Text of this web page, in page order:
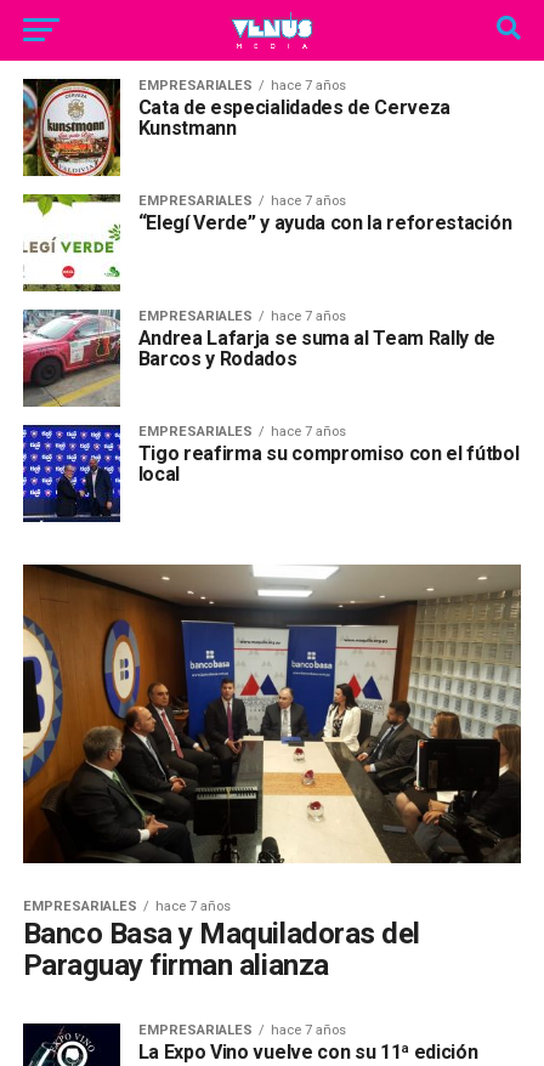
EMPRESARIALES hace 7 años
Cata de especialidades de Cerveza
Kunstmann
EMPRESARIALES hace 7 años
“Elegí Verde” y ayuda con la reforestación
EMPRESARIALES hace 7 años
Andrea Lafarja se suma al Team Rally de
Barcos y Rodados
EMPRESARIALES hace 7 años
Tigo reafirma su compromiso con el fútbol
local
EMPRESARIALES hace 7 años
Banco Basa y Maquiladoras del
Paraguay firman alianza
EMPRESARIALES hace 7 años
La Expo Vino vuelve con su 11ª edición